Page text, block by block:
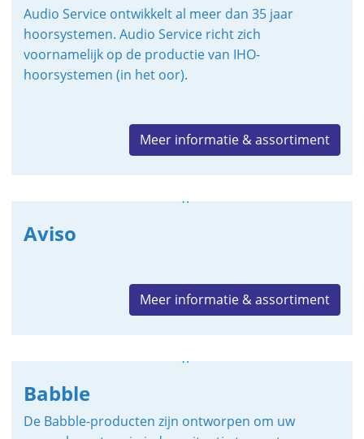
Audio Service ontwikkelt al meer dan 35 jaar
hoorsystemen. Audio Service richt zich
voornamelijk op de productie van IHO-
hoorsystemen (in het oor).
Meer informatie & assortiment
Aviso
Meer informatie & assortiment
Babble
De Babble-producten zijn ontworpen om uw